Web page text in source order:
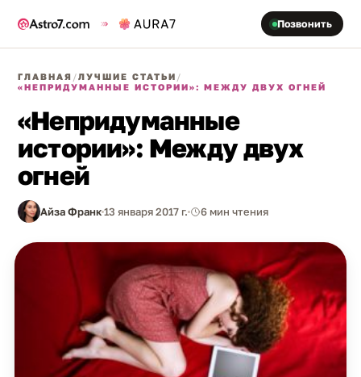
Позвонить
ГЛАВНАЯ /ЛУЧШИЕ СТАТЬИ /
«НЕПРИДУМАННЫЕ ИСТОРИИ»: МЕЖДУ ДВУХ ОГНЕЙ
«Непридуманные
истории»: Между двух
огней
Айза Франк13 января 2017 г. 6 мин чтения